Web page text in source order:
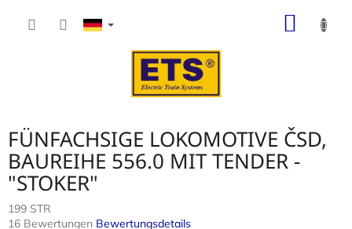
FÜNFACHSIGE LOKOMOTIVE ČSD,
BAUREIHE 556.0 MIT TENDER -
"STOKER"
199 STR
Die
16 Bewertungen Bewertungsdetails